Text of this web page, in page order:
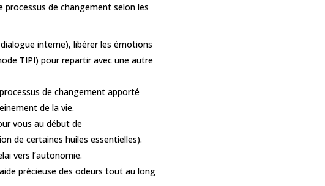
processus de changement selon les
interne), libérer les émotions
TIPI) pour repartir avec une autre
de changement apporté
de la vie.
vous au début de
de certaines huiles essentielles).
vers l’autonomie.
précieuse des odeurs tout au long